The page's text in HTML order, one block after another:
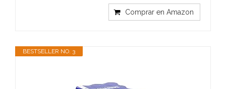
Comprar en Amazon
BESTSELLER NO. 3